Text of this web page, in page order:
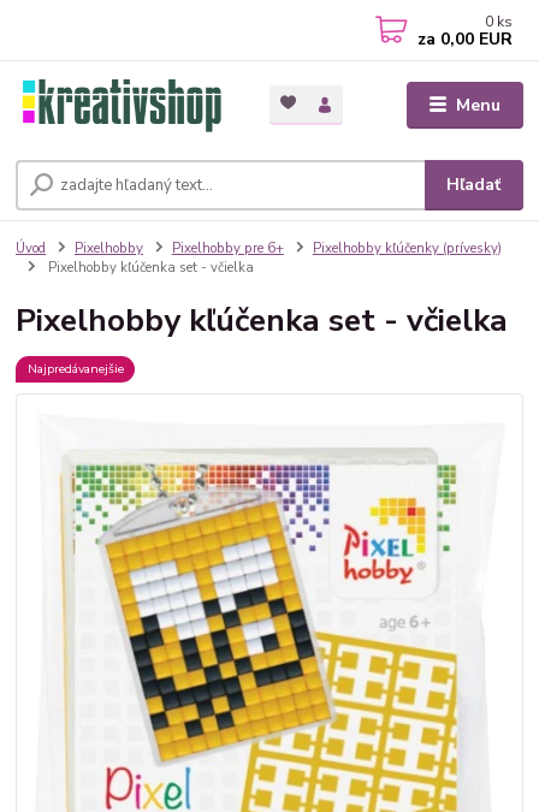
Menu
Hľadať
0 ks
za 0,00 EUR
Úvod Pixelhobby Pixelhobby pre 6+
Pixelhobby kľúčenky (prívesky)
Pixelhobby kľúčenka set - včielka
Pixelhobby kľúčenka set - včielka
Najpredávanejšie